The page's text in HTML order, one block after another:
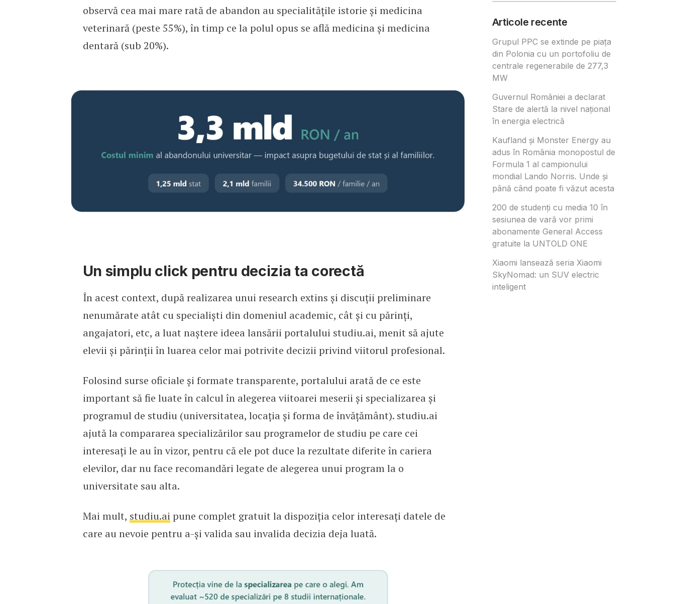
observă cea mai mare rată de abandon au specialitățile istorie și medicina
veterinară (peste 55%), în timp ce la polul opus se află medicina și medicina
dentară (sub 20%).
Un simplu click pentru decizia ta corectă
În acest context, după realizarea unui research extins și discuții preliminare
nenumărate atât cu specialiști din domeniul academic, cât și cu părinți,
angajatori, etc, a luat naștere ideea lansării portalului studiu.ai, menit să ajute
elevii și părinții în luarea celor mai potrivite decizii privind viitorul profesional.
Folosind surse oficiale și formate transparente, portalului arată de ce este
important să fie luate în calcul în alegerea viitoarei meserii și specializarea și
programul de studiu (universitatea, locația și forma de învățământ). studiu.ai
ajută la compararea specializărilor sau programelor de studiu pe care cei
interesați le au în vizor, pentru că ele pot duce la rezultate diferite în cariera
elevilor, dar nu face recomandări legate de alegerea unui program la o
universitate sau alta.
Mai mult, studiu.ai pune complet gratuit la dispoziția celor interesați datele de
care au nevoie pentru a-și valida sau invalida decizia deja luată.
Articole recente
Grupul PPC se extinde pe piața
din Polonia cu un portofoliu de
centrale regenerabile de 277,3
MW
Guvernul României a declarat
Stare de alertă la nivel național
în energia electrică
Kaufland și Monster Energy au
adus în România monopostul de
Formula 1 al campionului
mondial Lando Norris. Unde și
până când poate fi văzut acesta
200 de studenți cu media 10 în
sesiunea de vară vor primi
abonamente General Access
gratuite la UNTOLD ONE
Xiaomi lansează seria Xiaomi
SkyNomad: un SUV electric
inteligent